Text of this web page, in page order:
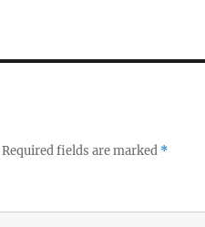
Required fields are marked *